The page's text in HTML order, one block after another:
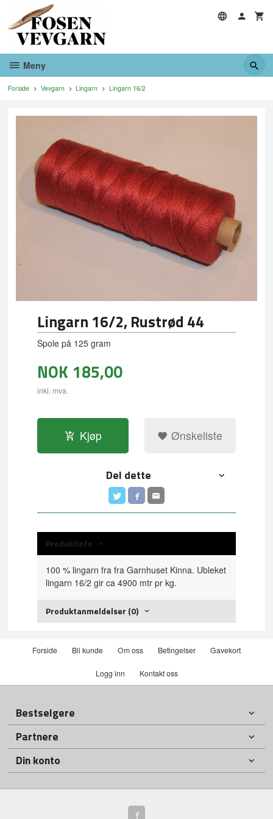
innholdet
Meny
Forside Vevgarn Lingarn Lingarn 16/2
Lingarn 16/2, Rustrød 44
Spole på 125 gram
NOK 185,00
inkl. mva.
Kjøp Ønskeliste
Del dette
Produktinfo
100 % lingarn fra fra Garnhuset Kinna. Ubleket
lingarn 16/2 gir ca 4900 mtr pr kg.
Produktanmeldelser (0)
Forside Bli kunde Om oss Betingelser Gavekort
Logg inn Kontakt oss
Bestselgere
Partnere
Din konto